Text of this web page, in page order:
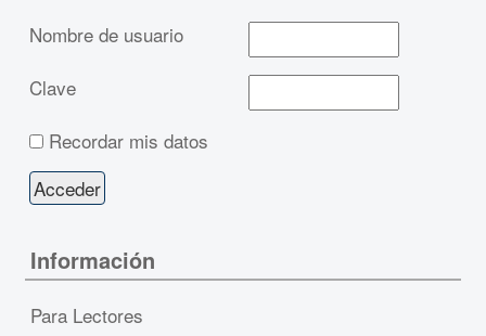
Nombre de usuario
Clave
Recordar mis datos
Información
Para Lectores